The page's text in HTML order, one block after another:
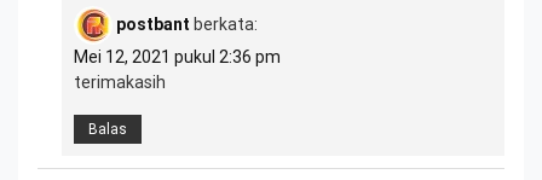
postbant berkata:
Mei 12, 2021 pukul 2:36 pm
terimakasih
Balas